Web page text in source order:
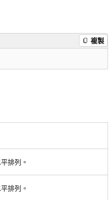
複製
排列。
排列。